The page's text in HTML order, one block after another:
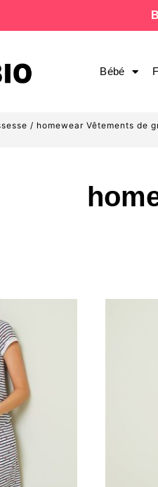
Bébé
/ homewear Vêtements de